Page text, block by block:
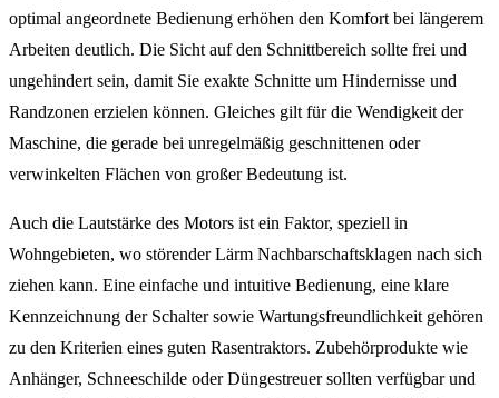
optimal angeordnete Bedienung erhöhen den Komfort bei längerem
Arbeiten deutlich. Die Sicht auf den Schnittbereich sollte frei und
ungehindert sein, damit Sie exakte Schnitte um Hindernisse und
Randzonen erzielen können. Gleiches gilt für die Wendigkeit der
Maschine, die gerade bei unregelmäßig geschnittenen oder
verwinkelten Flächen von großer Bedeutung ist.
Auch die Lautstärke des Motors ist ein Faktor, speziell in
Wohngebieten, wo störender Lärm Nachbarschaftsklagen nach sich
ziehen kann. Eine einfache und intuitive Bedienung, eine klare
Kennzeichnung der Schalter sowie Wartungsfreundlichkeit gehören
zu den Kriterien eines guten Rasentraktors. Zubehörprodukte wie
Anhänger, Schneeschilde oder Düngestreuer sollten verfügbar und